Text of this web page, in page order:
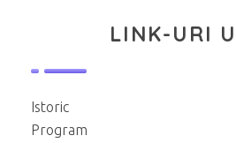
LINK-URI
Istoric
Program